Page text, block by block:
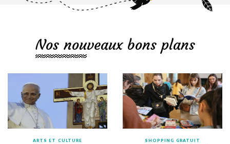
Nos nouveaux bons plans
ARTS ET CULTURE SHOPPING GRATUIT